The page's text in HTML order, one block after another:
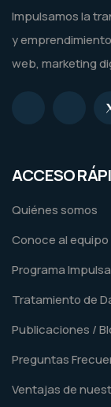
Impulsamos la
y
web, marketing
ACCESO
Quiénes somos
Conoce al equipo
Programa
Tratamiento de
Publicaciones /
Preguntas
Ventajas de